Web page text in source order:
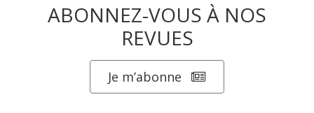
ABONNEZ-VOUS À NOS
REVUES
Je m’abonne